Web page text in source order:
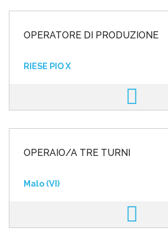
OPERATORE DI PRODUZIONE
RIESE PIO X
OPERAIO/A TRE TURNI
Malo (VI)